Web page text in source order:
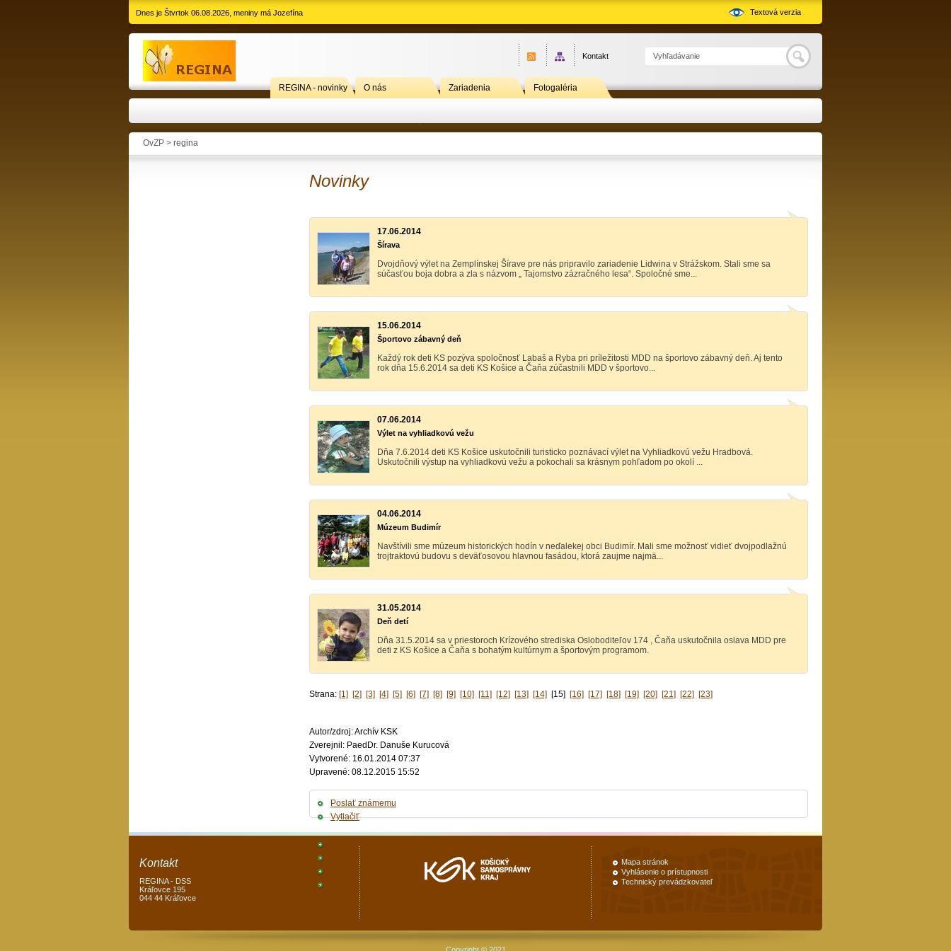
Textová verzia
Dnes je Štvrtok 06.08.2026, meniny má Jozefína
Hľadať
Kontakt
REGINA - novinky O nás Zariadenia Fotogaléria
OvZP > regina
Novinky
17.06.2014
Šírava
Dvojdňový výlet na Zemplínskej Šírave pre nás pripravilo zariadenie Lidwina v Strážskom. Stali sme sa
súčasťou boja dobra a zla s názvom „ Tajomstvo zázračného lesa“. Spoločné sme...
15.06.2014
Športovo zábavný deň
Každý rok deti KS pozýva spoločnosť Labaš a Ryba pri príležitosti MDD na športovo zábavný deň. Aj tento
rok dňa 15.6.2014 sa deti KS Košice a Čaňa zúčastnili MDD v športovo...
07.06.2014
Výlet na vyhliadkovú vežu
Dňa 7.6.2014 deti KS Košice uskutočnili turisticko poznávací výlet na Vyhliadkovú vežu Hradbová.
Uskutočnili výstup na vyhliadkovú vežu a pokochali sa krásnym pohľadom po okolí ...
04.06.2014
Múzeum Budimír
Navštívili sme múzeum historických hodín v neďalekej obci Budimír. Mali sme možnosť vidieť dvojpodlažnú
trojtraktovú budovu s deväťosovou hlavnou fasádou, ktorá zaujme najmä...
31.05.2014
Deň detí
Dňa 31.5.2014 sa v priestoroch Krízového strediska Osloboditeľov 174 , Čaňa uskutočnila oslava MDD pre
deti z KS Košice a Čaňa s bohatým kultúrnym a športovým programom.
Strana: [1] [2] [3] [4] [5] [6] [7] [8] [9] [10] [11] [12] [13] [14] [15] [16] [17] [18] [19] [20] [21] [22] [23]
Autor/zdroj: Archív KSK
Zverejnil: PaedDr. Danuše Kurucová
Vytvorené: 16.01.2014 07:37
Upravené: 08.12.2015 15:52
Poslať známemu
Vytlačiť
Kontakt
REGINA - DSS
Kráľovce 195
044 44 Kráľovce
Mapa stránok
Vyhlásenie o prístupnosti
Technický prevádzkovateľ